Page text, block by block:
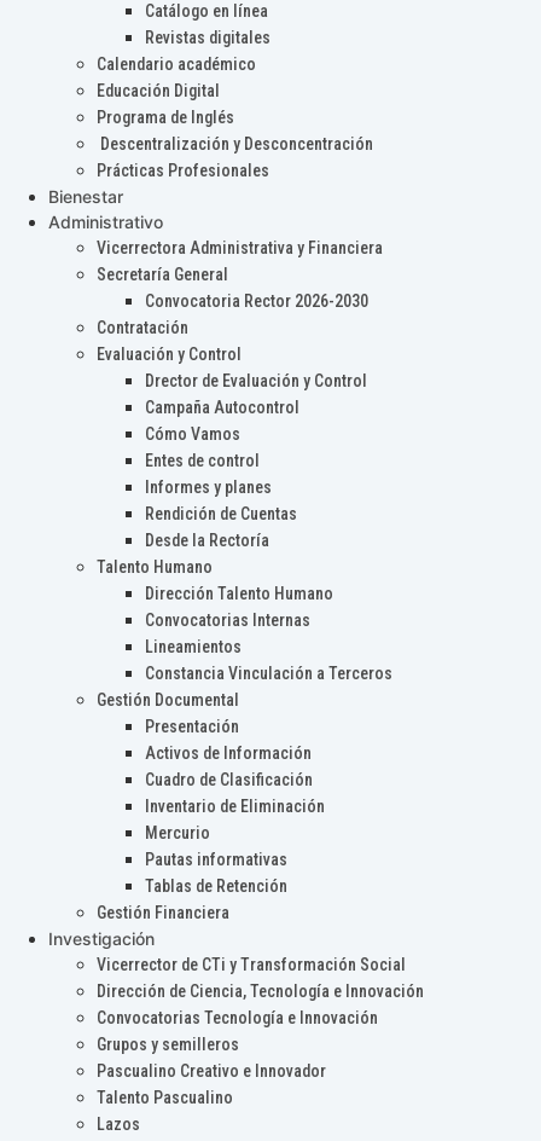
Catálogo en línea
Revistas digitales
Calendario académico
Educación Digital
Programa de Inglés
Descentralización y Desconcentración
Prácticas Profesionales
Bienestar
Administrativo
Vicerrectora Administrativa y Financiera
Secretaría General
Convocatoria Rector 2026-2030
Contratación
Evaluación y Control
Drector de Evaluación y Control
Campaña Autocontrol
Cómo Vamos
Entes de control
Informes y planes
Rendición de Cuentas
Desde la Rectoría
Talento Humano
Dirección Talento Humano
Convocatorias Internas
Lineamientos
Constancia Vinculación a Terceros
Gestión Documental
Presentación
Activos de Información
Cuadro de Clasificación
Inventario de Eliminación
Mercurio
Pautas informativas
Tablas de Retención
Gestión Financiera
Investigación
Vicerrector de CTi y Transformación Social
Dirección de Ciencia, Tecnología e Innovación
Convocatorias Tecnología e Innovación
Grupos y semilleros
Pascualino Creativo e Innovador
Talento Pascualino
Lazos